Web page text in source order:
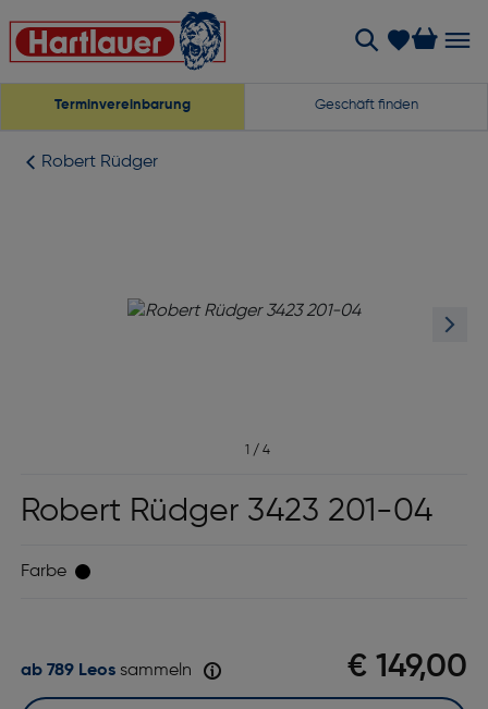
Terminvereinbarung Geschäft finden
Robert Rüdger
1 / 4
Robert Rüdger 3423 201-04
Farbe
€ 149,00
ab 789 Leossammeln